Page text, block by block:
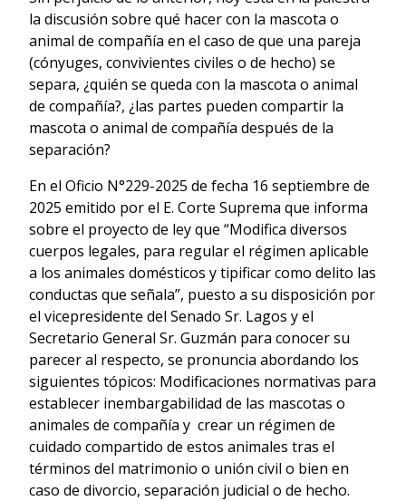
la discusión sobre qué hacer con la mascota o
animal de compañía en el caso de que una pareja
(cónyuges, convivientes civiles o de hecho) se
separa, ¿quién se queda con la mascota o animal
de compañía?, ¿las partes pueden compartir la
mascota o animal de compañía después de la
separación?
En el Oficio N°229-2025 de fecha 16 septiembre de
2025 emitido por el E. Corte Suprema que informa
sobre el proyecto de ley que “Modifica diversos
cuerpos legales, para regular el régimen aplicable
a los animales domésticos y tipificar como delito las
conductas que señala”, puesto a su disposición por
el vicepresidente del Senado Sr. Lagos y el
Secretario General Sr. Guzmán para conocer su
parecer al respecto, se pronuncia abordando los
siguientes tópicos: Modificaciones normativas para
establecer inembargabilidad de las mascotas o
animales de compañía y crear un régimen de
cuidado compartido de estos animales tras el
términos del matrimonio o unión civil o bien en
caso de divorcio, separación judicial o de hecho.